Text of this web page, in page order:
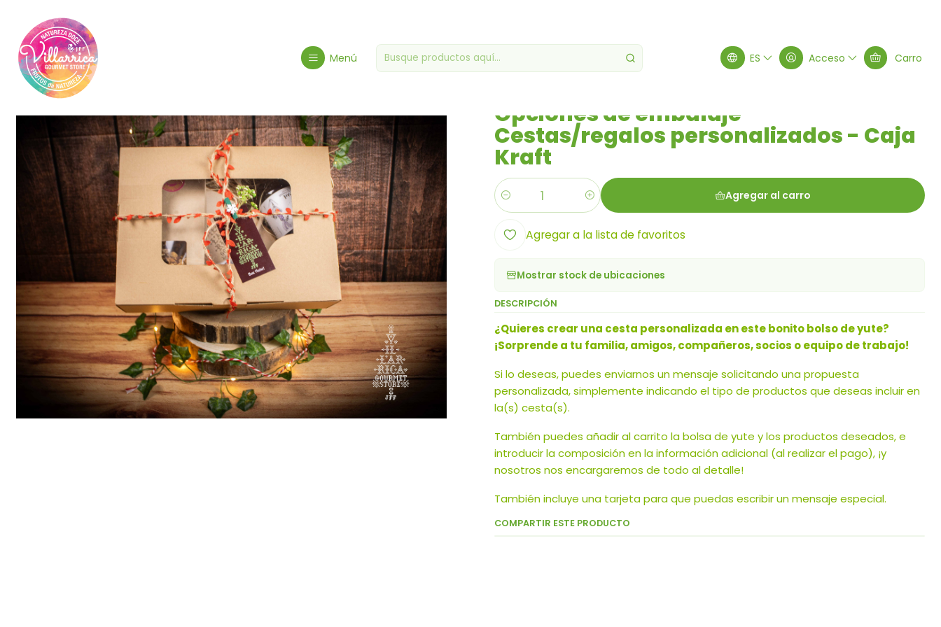
Menú ES Acceso Carro
Opciones de embalaje -
Cestas/regalos personalizados - Caja
Kraft
Cantidad Agregar al carro
Agregar a la lista de favoritos
Mostrar stock de ubicaciones
DESCRIPCIÓN
¿Quieres crear una cesta personalizada en este bonito bolso de yute?
¡Sorprende a tu familia, amigos, compañeros, socios o equipo de trabajo!
Si lo deseas, puedes enviarnos un mensaje solicitando una propuesta
personalizada, simplemente indicando el tipo de productos que deseas incluir en
la(s) cesta(s).
También puedes añadir al carrito la bolsa de yute y los productos deseados, e
introducir la composición en la información adicional (al realizar el pago), ¡y
nosotros nos encargaremos de todo al detalle!
También incluye una tarjeta para que puedas escribir un mensaje especial.
COMPARTIR ESTE PRODUCTO